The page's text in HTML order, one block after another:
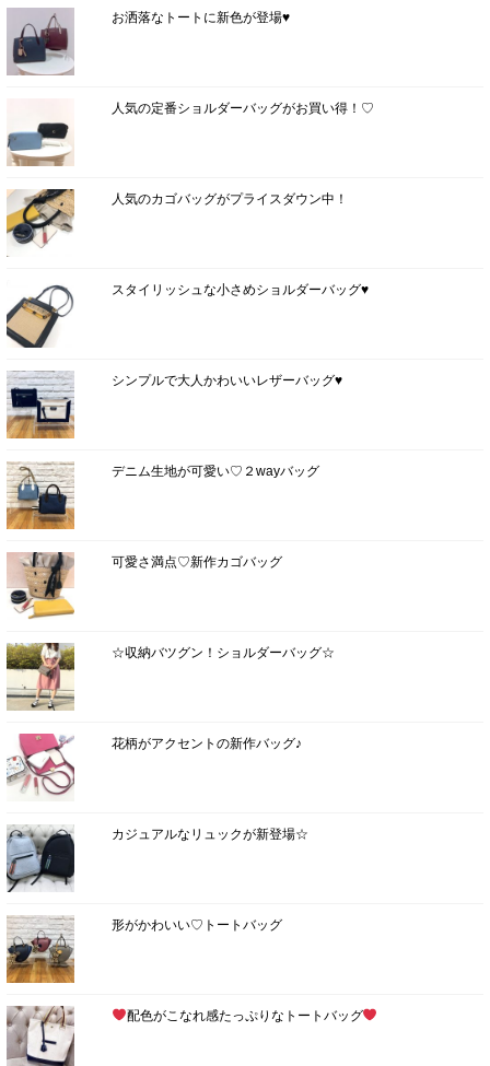
お洒落なトートに新色が登場♥
人気の定番ショルダーバッグがお買い得！♡
人気のカゴバッグがプライスダウン中！
スタイリッシュな小さめショルダーバッグ♥
シンプルで大人かわいいレザーバッグ♥
デニム生地が可愛い♡２wayバッグ
可愛さ満点♡新作カゴバッグ
☆収納バツグン！ショルダーバッグ☆
花柄がアクセントの新作バッグ♪
カジュアルなリュックが新登場☆
形がかわいい♡トートバッグ
配色がこなれ感たっぷりなトートバッグ